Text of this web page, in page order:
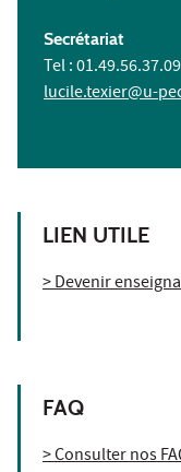
Secrétariat
Tel : 01.49.56.37.09
lucile.texier@u-
LIEN UTILE
> Devenir
FAQ
> Consulter nos